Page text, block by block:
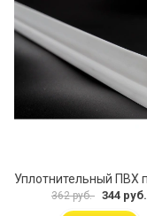
362 руб. 344 руб.